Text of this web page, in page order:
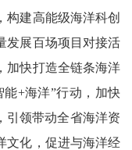
构建高能级海洋科创
发展百场项目对接活
加快打造全链条海洋
+海洋”行动，加快
引领带动全省海洋资
文化，促进与海洋经